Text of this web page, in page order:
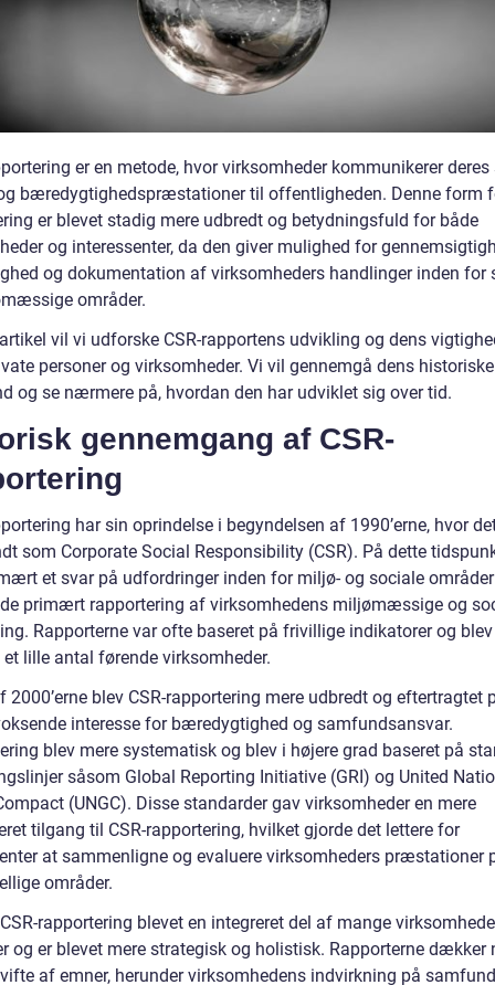
er en metode, hvor virksomheder kommunikerer
bæredygtighedspræstationer til offentligheden. Denne form
er blevet stadig mere udbredt og betydningsfuld for både
og interessenter, da den giver mulighed for
og dokumentation af virksomheders handlinger inden for
områder.
vil vi udforske CSR-rapportens udvikling og dens
personer og virksomheder. Vi vil gennemgå dens historiske
og se nærmere på, hvordan den har udviklet sig over tid.
gennemgang af CSR-
har sin oprindelse i begyndelsen af 1990’erne, hvor
som Corporate Social Responsibility (CSR). På dette
et svar på udfordringer inden for miljø- og sociale
primært rapportering af virksomhedens miljømæssige og
Rapporterne var ofte baseret på frivillige indikatorer og
lille antal førende virksomheder.
2000’erne blev CSR-rapportering mere udbredt og eftertragtet
interesse for bæredygtighed og samfundsansvar.
blev mere systematisk og blev i højere grad baseret på
såsom Global Reporting Initiative (GRI) og United
(UNGC). Disse standarder gav virksomheder en mere
tilgang til CSR-rapportering, hvilket gjorde det lettere for
at sammenligne og evaluere virksomheders præstationer
områder.
rapportering blevet en integreret del af mange
og er blevet mere strategisk og holistisk. Rapporterne dækker
af emner, herunder virksomhedens indvirkning på